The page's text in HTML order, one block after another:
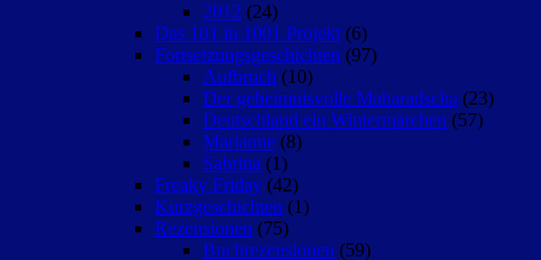
2012 (24)
Das 101 in 1001 Projekt (6)
Fortsetzungsgeschichten (97)
Aufbruch (10)
Der geheimnisvolle Maharadscha (23)
Deutschland ein Wintermärchen (57)
Marianne (8)
Sabrina (1)
Freaky Friday (42)
Kurzgeschichten (1)
Rezensionen (75)
Buchrezensionen (59)